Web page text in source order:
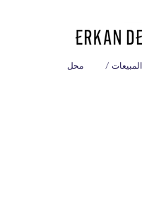
محل